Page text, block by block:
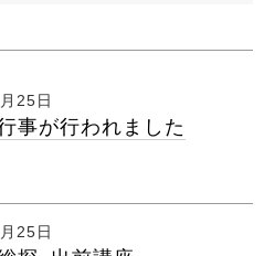
25日
事が行われました
25日